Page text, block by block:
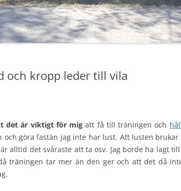
och kropp leder till vila
det är viktigt för mig att få till träningen och
och göra fastän jag inte har lust. Att lusten
alltid det svåraste att ta osv. Jag borde ha lagt
träningen tar mer än den ger och att det då